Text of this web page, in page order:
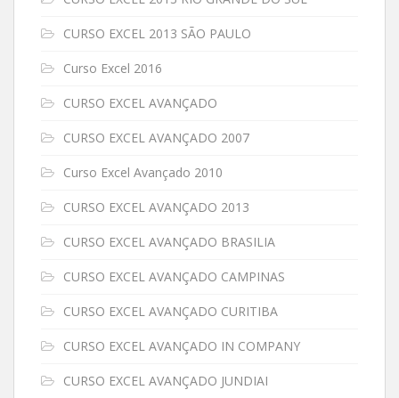
CURSO EXCEL 2013 SÃO PAULO
Curso Excel 2016
CURSO EXCEL AVANÇADO
CURSO EXCEL AVANÇADO 2007
Curso Excel Avançado 2010
CURSO EXCEL AVANÇADO 2013
CURSO EXCEL AVANÇADO BRASILIA
CURSO EXCEL AVANÇADO CAMPINAS
CURSO EXCEL AVANÇADO CURITIBA
CURSO EXCEL AVANÇADO IN COMPANY
CURSO EXCEL AVANÇADO JUNDIAI